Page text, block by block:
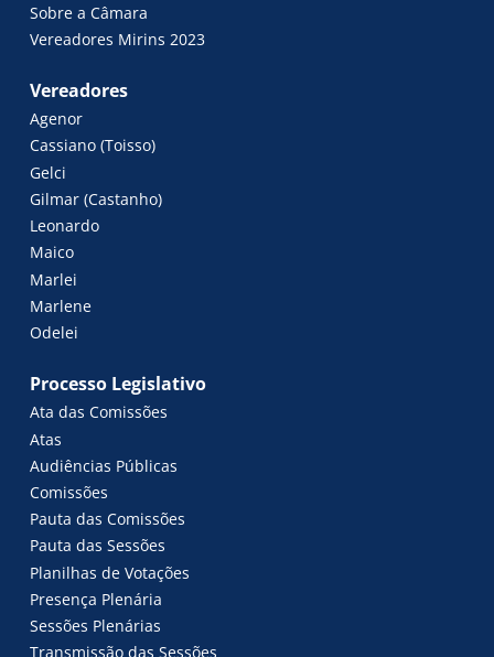
Sobre a Câmara
Vereadores Mirins 2023
Vereadores
Agenor
Cassiano (Toisso)
Gelci
Gilmar (Castanho)
Leonardo
Maico
Marlei
Marlene
Odelei
Processo Legislativo
Ata das Comissões
Atas
Audiências Públicas
Comissões
Pauta das Comissões
Pauta das Sessões
Planilhas de Votações
Presença Plenária
Sessões Plenárias
Transmissão das Sessões